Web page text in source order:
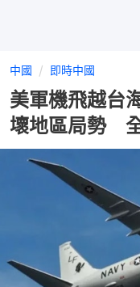
中國 即時中國
美軍機飛越台
壞地區局勢